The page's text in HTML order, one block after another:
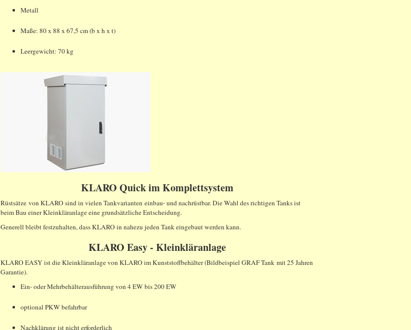
Metall
Maße: 80 x 88 x 67,5 cm (b x h x t)
Leergewicht: 70 kg
KLARO Quick im Komplettsystem
Rüstsätze von KLARO sind in vielen Tankvarianten einbau- und nachrüstbar. Die Wahl des richtigen Tanks ist
beim Bau einer Kleinkläranlage eine grundsätzliche Entscheidung.
Generell bleibt festzuhalten, dass KLARO in nahezu jeden Tank eingebaut werden kann.
KLARO Easy - Kleinkläranlage
KLARO EASY ist die Kleinkläranlage von KLARO im Kunststoffbehälter (Bildbeispiel GRAF Tank mit 25 Jahren
Garantie).
Ein- oder Mehrbehälterausführung von 4 EW bis 200 EW
optional PKW befahrbar
Nachklärung ist nicht erforderlich